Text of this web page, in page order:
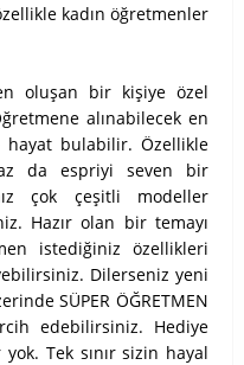
kadın öğretmenler
oluşan bir kişiye özel
alınabilecek en
bulabilir. Özellikle
da espriyi seven bir
çok çeşitli modeller
Hazır olan bir temayı
istediğiniz özellikleri
Dilerseniz yeni
SÜPER ÖĞRETMEN
edebilirsiniz. Hediye
Tek sınır sizin hayal